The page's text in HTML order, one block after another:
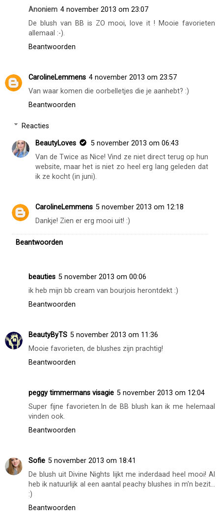
Anoniem 4 november 2013 om 23:07
De blush van BB is ZO mooi, love it ! Mooie favorieten
allemaal :-).
Beantwoorden
CarolineLemmens 4 november 2013 om 23:57
Van waar komen die oorbelletjes die je aanhebt? :)
Beantwoorden
Reacties
BeautyLoves
5 november 2013 om 06:43
Van de Twice as Nice! Vind ze niet direct terug op hun
website, maar het is niet zo heel erg lang geleden dat
ik ze kocht (in juni).
CarolineLemmens 5 november 2013 om 12:18
Dankje! Zien er erg mooi uit! :)
Beantwoorden
beauties 5 november 2013 om 00:06
ik heb mijn bb cream van bourjois herontdekt :)
Beantwoorden
BeautyByTS 5 november 2013 om 11:36
Mooie favorieten, de blushes zijn prachtig!
Beantwoorden
peggy timmermans visagie 5 november 2013 om 12:04
Super fijne favorieten.In de BB blush kan ik me helemaal
vinden ook.
Beantwoorden
Sofie 5 november 2013 om 18:41
De blush uit Divine Nights lijkt me inderdaad heel mooi! Al
heb ik natuurlijk al een aantal peachy blushes in m'n bezit...
:)
Beantwoorden